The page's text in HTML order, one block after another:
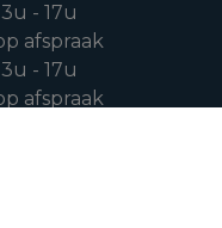
- 17u
afspraak
- 17u
afspraak